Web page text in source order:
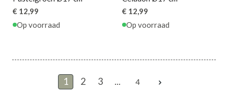
€ 12,99
Op voorraad
€ 12,99
Op voorraad
1 2 3 ... 4